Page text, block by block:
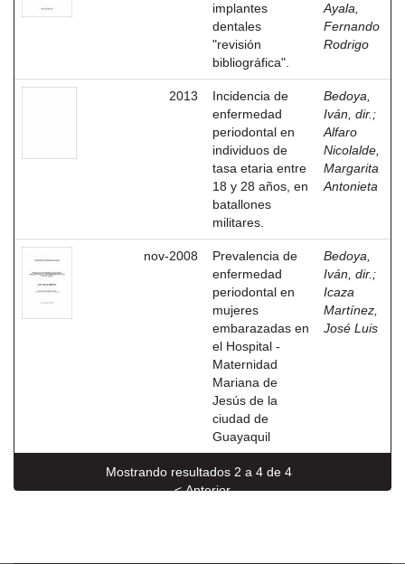
implantes
dentales
"revisión
bibliográfica".
Ayala,
Fernando
Rodrigo
2013
Incidencia de
enfermedad
periodontal en
individuos de
tasa etaria entre
18 y 28 años, en
batallones
militares.
Bedoya,
Iván, dir. ;
Alfaro
Nicolalde,
Margarita
Antonieta
nov-2008
Prevalencia de
enfermedad
periodontal en
mujeres
embarazadas en
el Hospital -
Maternidad
Mariana de
Jesús de la
ciudad de
Guayaquil
Bedoya,
Iván, dir. ;
Icaza
Martínez,
José Luis
Mostrando resultados 2 a 4 de 4
< Anterior